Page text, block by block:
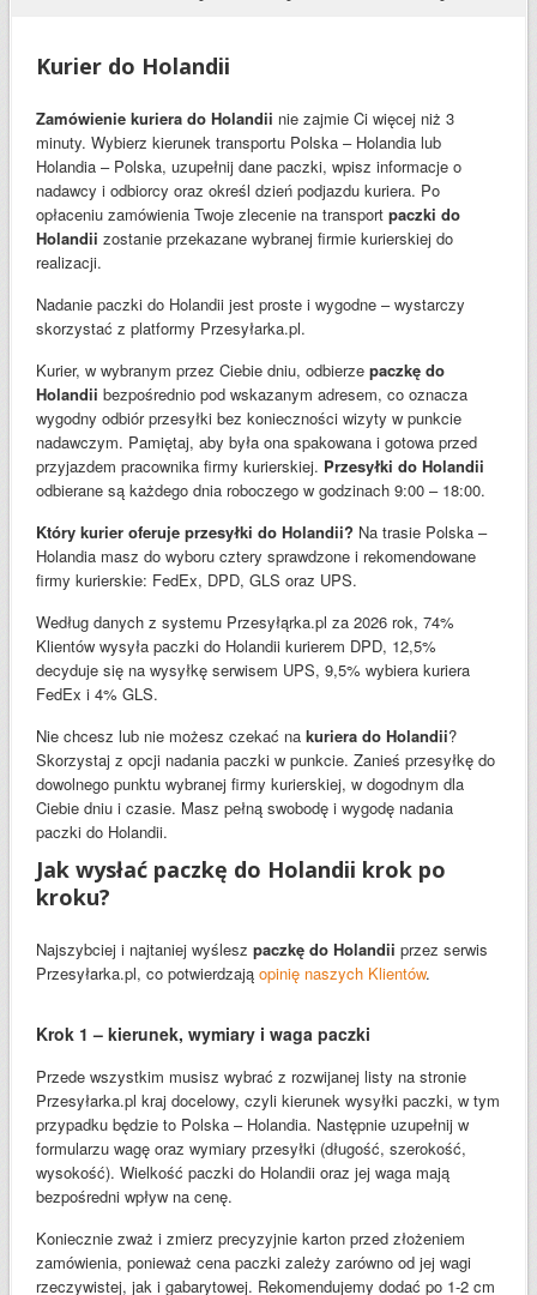
Kurier do Holandii
Zamówienie kuriera do Holandii nie zajmie Ci więcej niż 3
minuty. Wybierz kierunek transportu Polska – Holandia lub
Holandia – Polska, uzupełnij dane paczki, wpisz informacje o
nadawcy i odbiorcy oraz określ dzień podjazdu kuriera. Po
opłaceniu zamówienia Twoje zlecenie na transport paczki do
Holandii zostanie przekazane wybranej firmie kurierskiej do
realizacji.
Nadanie paczki do Holandii jest proste i wygodne – wystarczy
skorzystać z platformy Przesyłarka.pl.
Kurier, w wybranym przez Ciebie dniu, odbierze paczkę do
Holandii bezpośrednio pod wskazanym adresem, co oznacza
wygodny odbiór przesyłki bez konieczności wizyty w punkcie
nadawczym. Pamiętaj, aby była ona spakowana i gotowa przed
przyjazdem pracownika firmy kurierskiej. Przesyłki do Holandii
odbierane są każdego dnia roboczego w godzinach 9:00 – 18:00.
Który kurier oferuje przesyłki do Holandii? Na trasie Polska –
Holandia masz do wyboru cztery sprawdzone i rekomendowane
firmy kurierskie: FedEx, DPD, GLS oraz UPS.
Według danych z systemu Przesyłąrka.pl za 2026 rok, 74%
Klientów wysyła paczki do Holandii kurierem DPD, 12,5%
decyduje się na wysyłkę serwisem UPS, 9,5% wybiera kuriera
FedEx i 4% GLS.
Nie chcesz lub nie możesz czekać na kuriera do Holandii?
Skorzystaj z opcji nadania paczki w punkcie. Zanieś przesyłkę do
dowolnego punktu wybranej firmy kurierskiej, w dogodnym dla
Ciebie dniu i czasie. Masz pełną swobodę i wygodę nadania
paczki do Holandii.
Jak wysłać paczkę do Holandii krok po
kroku?
Najszybciej i najtaniej wyślesz paczkę do Holandii przez serwis
Przesyłarka.pl, co potwierdzają opinię naszych Klientów.
Krok 1 – kierunek, wymiary i waga paczki
Przede wszystkim musisz wybrać z rozwijanej listy na stronie
Przesyłarka.pl kraj docelowy, czyli kierunek wysyłki paczki, w tym
przypadku będzie to Polska – Holandia. Następnie uzupełnij w
formularzu wagę oraz wymiary przesyłki (długość, szerokość,
wysokość). Wielkość paczki do Holandii oraz jej waga mają
bezpośredni wpływ na cenę.
Koniecznie zważ i zmierz precyzyjnie karton przed złożeniem
zamówienia, ponieważ cena paczki zależy zarówno od jej wagi
rzeczywistej, jak i gabarytowej. Rekomendujemy dodać po 1-2 cm